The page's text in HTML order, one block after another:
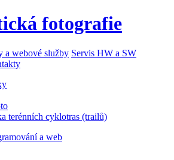
fotografie
a webové služby Servis HW a SW
terénních cyklotras (trailů)